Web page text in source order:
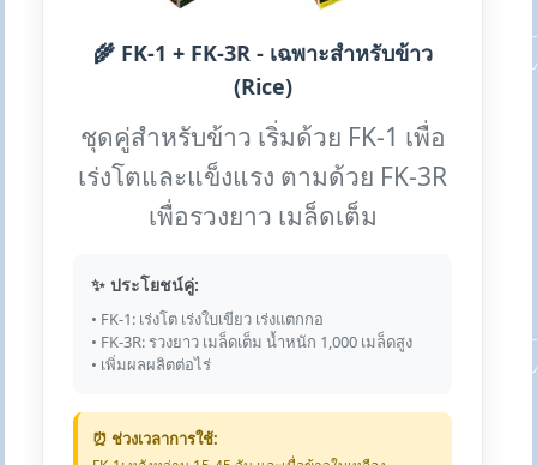
🌾 FK-1 + FK-3R - เฉพาะสำหรับข้าว
(Rice)
ชุดคู่สำหรับข้าว เริ่มด้วย FK-1 เพื่อ
เร่งโตและแข็งแรง ตามด้วย FK-3R
เพื่อรวงยาว เมล็ดเต็ม
✨ ประโยชน์คู่:
• FK-1: เร่งโต เร่งใบเขียว เร่งแตกกอ
• FK-3R: รวงยาว เมล็ดเต็ม น้ำหนัก 1,000 เมล็ดสูง
• เพิ่มผลผลิตต่อไร่
⏰ ช่วงเวลาการใช้: